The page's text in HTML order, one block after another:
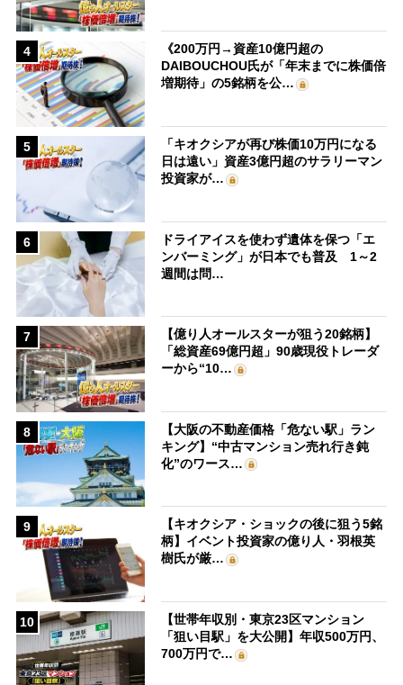
4
《200万円→資産10億円超の
DAIBOUCHOU氏が「年末までに株価倍
増期待」の5銘柄を公…
5
「キオクシアが再び株価10万円になる
日は遠い」資産3億円超のサラリーマン
投資家が…
6
ドライアイスを使わず遺体を保つ「エ
ンバーミング」が日本でも普及 1～2
週間は問…
7
【億り人オールスターが狙う20銘柄】
「総資産69億円超」90歳現役トレーダ
ーから“10…
8
【大阪の不動産価格「危ない駅」ラン
キング】“中古マンション売れ行き鈍
化”のワース…
9
【キオクシア・ショックの後に狙う5銘
柄】イベント投資家の億り人・羽根英
樹氏が厳…
10
【世帯年収別・東京23区マンション
「狙い目駅」を大公開】年収500万円、
700万円で…